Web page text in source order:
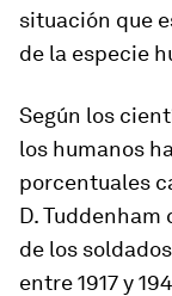
situación que
de la especie
Según los
los humanos
porcentuales
D.
de los
entre 1917 y